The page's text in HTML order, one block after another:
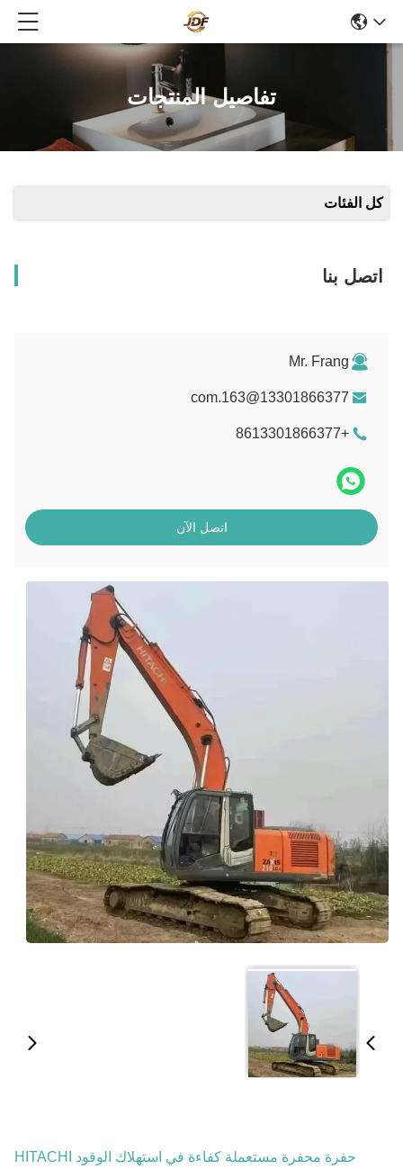
تفاصيل المنتجات
كل الفئات
اتصل بنا
Mr. Frang
13301866377@163.com
+8613301866377
اتصل الآن
حفرة محفرة مستعملة كفاءة في استهلاك الوقود HITACHI